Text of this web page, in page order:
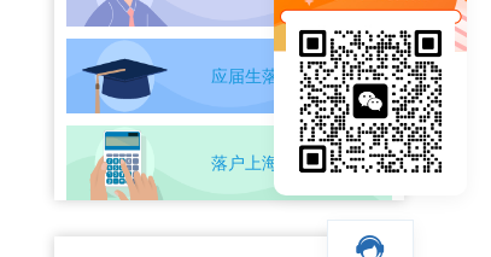
应届生落户上海自测
落户上海条件自测